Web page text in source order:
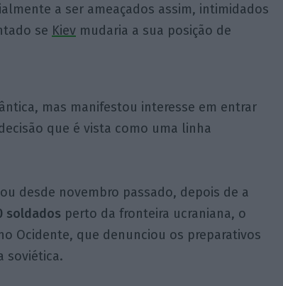
a ser ameaçados assim, intimidados
se Kievmudaria a sua posição de
mas manifestou interesse em entrar
que é vista como uma linha
desde novembro passado, depois de a
soldados perto da fronteira ucraniana, o
Ocidente, que denunciou os preparativos
soviética.